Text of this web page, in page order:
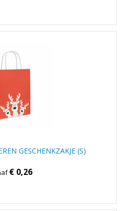
GESCHENKZAKJE (S)
€ 0,26